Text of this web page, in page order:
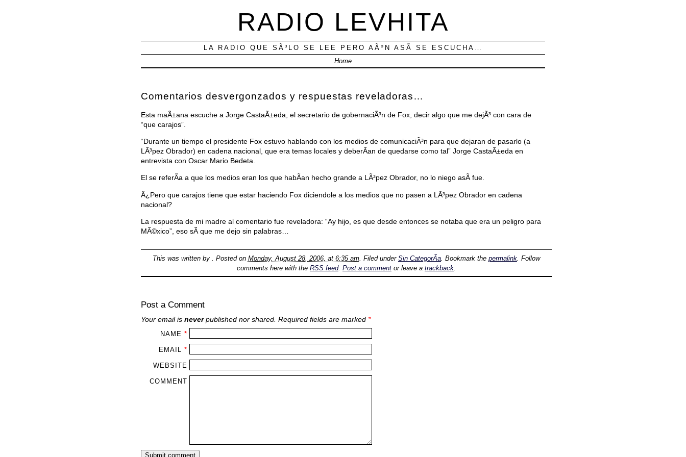
RADIO LEVHITA
LA RADIO QUE SÃ³LO SE LEE PERO AÃºN ASÃ­ SE ESCUCHA…
Home
Comentarios desvergonzados y respuestas reveladoras…
Esta maÃ±ana escuche a Jorge CastaÃ±eda, el secretario de gobernaciÃ³n de Fox, decir algo que me dejÃ³ con cara de
“que carajos”.
“Durante un tiempo el presidente Fox estuvo hablando con los medios de comunicaciÃ³n para que dejaran de pasarlo (a
LÃ³pez Obrador) en cadena nacional, que era temas locales y deberÃ­an de quedarse como tal” Jorge CastaÃ±eda en
entrevista con Oscar Mario Bedeta.
El se referÃ­a a que los medios eran los que habÃ­an hecho grande a LÃ³pez Obrador, no lo niego asÃ­ fue.
Â¿Pero que carajos tiene que estar haciendo Fox diciendole a los medios que no pasen a LÃ³pez Obrador en cadena
nacional?
La respuesta de mi madre al comentario fue reveladora: “Ay hijo, es que desde entonces se notaba que era un peligro para
MÃ©xico”, eso sÃ­ que me dejo sin palabras…
This was written by . Posted on Monday, August 28, 2006, at 6:35 am. Filed under Sin CategorÃ­a. Bookmark the permalink. Follow
comments here with the RSS feed. Post a commentor leave a trackback.
Post a Comment
Your email is neverpublished nor shared. Required fields are marked *
NAME *
EMAIL *
WEBSITE
COMMENT